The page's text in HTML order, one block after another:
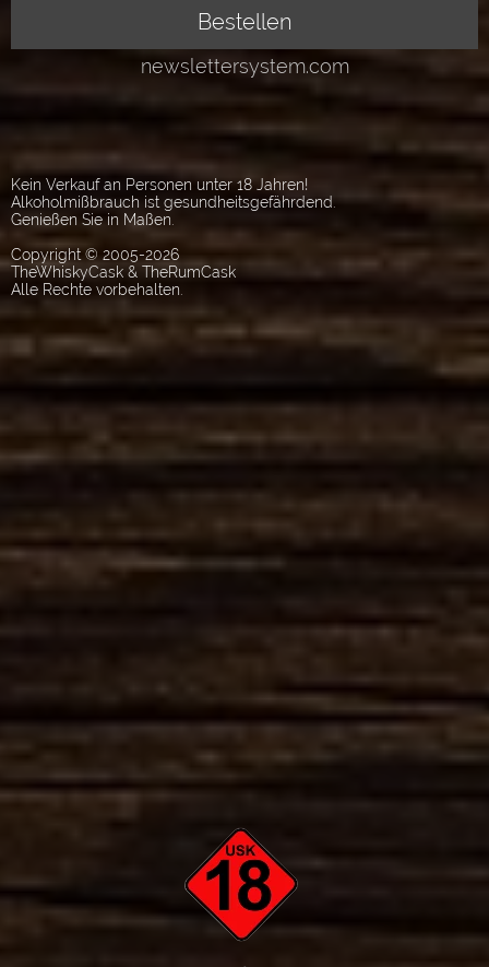
Kein Verkauf an Personen unter 18 Jahren!
Alkoholmißbrauch ist gesundheitsgefährdend.
Genießen Sie in Maßen.
Copyright © 2005-2026
TheWhiskyCask & TheRumCask
Alle Rechte vorbehalten.